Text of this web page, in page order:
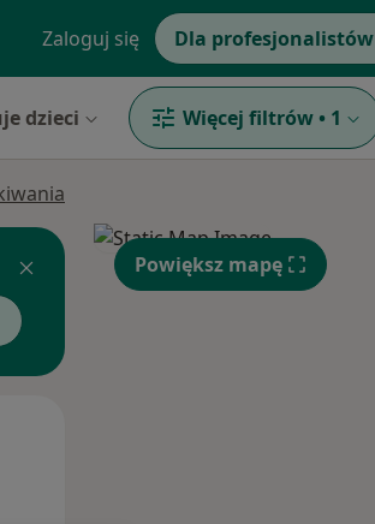
Zaloguj się Dla profesjonalistów
dzieci Więcej filtrów • 1
Powiększ mapę